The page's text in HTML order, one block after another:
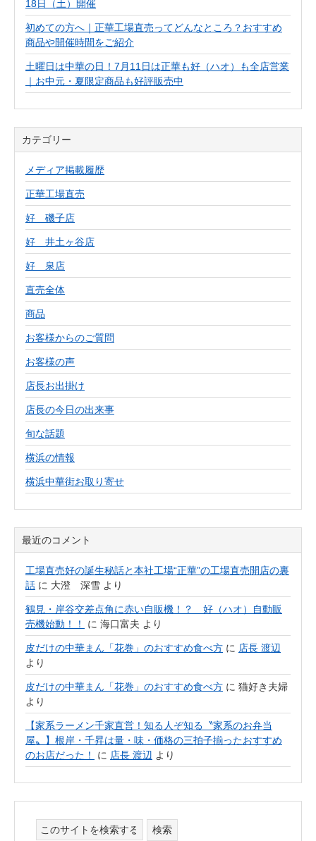
18日（土）開催
初めての方へ｜正華工場直売ってどんなところ？おすすめ
商品や開催時間をご紹介
土曜日は中華の日！7月11日は正華も好（ハオ）も全店営業
｜お中元・夏限定商品も好評販売中
カテゴリー
メディア掲載履歴
正華工場直売
好 磯子店
好 井土ヶ谷店
好 泉店
直売全体
商品
お客様からのご質問
お客様の声
店長お出掛け
店長の今日の出来事
旬な話題
横浜の情報
横浜中華街お取り寄せ
最近のコメント
工場直売好の誕生秘話と本社工場“正華”の工場直売開店の裏
話 に 大澄 深雪 より
鶴見・岸谷交差点角に赤い自販機！？ 好（ハオ）自動販
売機始動！！
に 海口富夫 より
皮だけの中華まん「花巻」のおすすめ食べ方 に 店長 渡辺
より
皮だけの中華まん「花巻」のおすすめ食べ方 に 猫好き夫婦
より
【家系ラーメン千家直営！知る人ぞ知る〝家系のお弁当
屋〟】根岸・千昇は量・味・価格の三拍子揃ったおすすめ
のお店だった！
に 店長 渡辺 より